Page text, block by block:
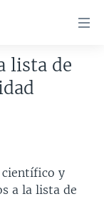
lista de
científico y
a la lista de